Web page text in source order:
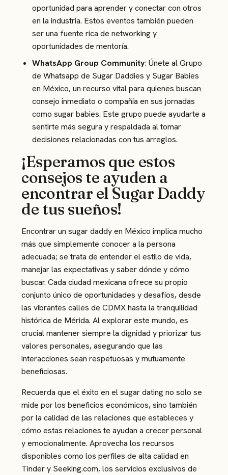
oportunidad para aprender y conectar con otros
en la industria. Estos eventos también pueden
ser una fuente rica de networking y
oportunidades de mentoría.
WhatsApp Group Community: Únete alGrupo
de Whatsapp de Sugar Daddies y Sugar Babies
en México, un recurso vital para quienes buscan
consejo inmediato o compañía en sus jornadas
como sugar babies. Este grupo puede ayudarte a
sentirte más segura y respaldada al tomar
decisiones relacionadas con tus arreglos.
¡Esperamos que estos
consejos te ayuden a
encontrar el Sugar Daddy
de tus sueños!
Encontrar un sugar daddy en México implica mucho
más que simplemente conocer a la persona
adecuada; se trata de entender el estilo de vida,
manejar las expectativas y saber dónde y cómo
buscar. Cada ciudad mexicana ofrece su propio
conjunto único de oportunidades y desafíos, desde
las vibrantes calles de CDMX hasta la tranquilidad
histórica de Mérida. Al explorar este mundo, es
crucial mantener siempre la dignidad y priorizar tus
valores personales, asegurando que las
interacciones sean respetuosas y mutuamente
beneficiosas.
Recuerda que el éxito en el sugar dating no solo se
mide por los beneficios económicos, sino también
por la calidad de las relaciones que estableces y
cómo estas relaciones te ayudan a crecer personal
y emocionalmente. Aprovecha los recursos
disponibles como los perfiles de alta calidad en
Tinder y Seeking.com, los servicios exclusivos de